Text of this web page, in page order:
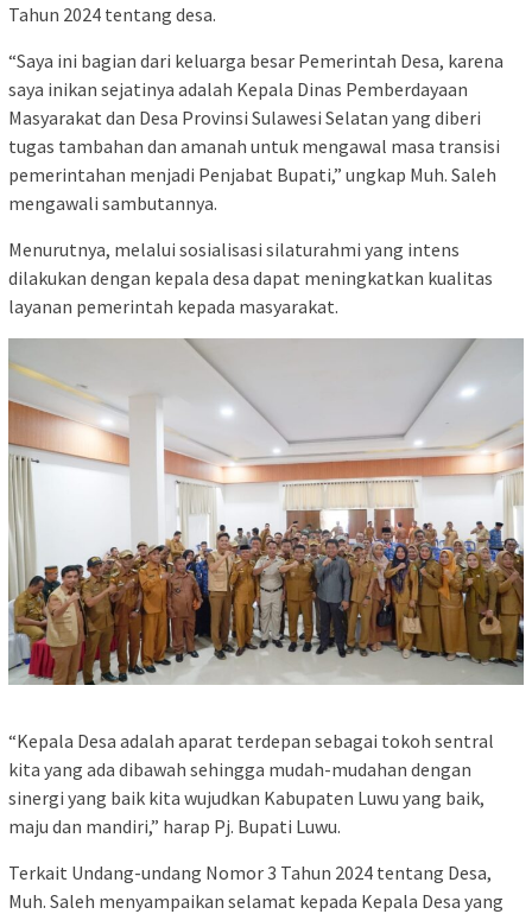
Tahun 2024 tentang desa.
“Saya ini bagian dari keluarga besar Pemerintah Desa, karena
saya inikan sejatinya adalah Kepala Dinas Pemberdayaan
Masyarakat dan Desa Provinsi Sulawesi Selatan yang diberi
tugas tambahan dan amanah untuk mengawal masa transisi
pemerintahan menjadi Penjabat Bupati,” ungkap Muh. Saleh
mengawali sambutannya.
Menurutnya, melalui sosialisasi silaturahmi yang intens
dilakukan dengan kepala desa dapat meningkatkan kualitas
layanan pemerintah kepada masyarakat.
“Kepala Desa adalah aparat terdepan sebagai tokoh sentral
kita yang ada dibawah sehingga mudah-mudahan dengan
sinergi yang baik kita wujudkan Kabupaten Luwu yang baik,
maju dan mandiri,” harap Pj. Bupati Luwu.
Terkait Undang-undang Nomor 3 Tahun 2024 tentang Desa,
Muh. Saleh menyampaikan selamat kepada Kepala Desa yang